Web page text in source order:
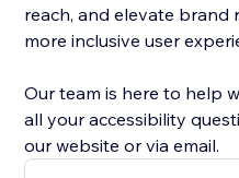
reach, and elevate
more inclusive user
Our team is here to help
all your accessibility
our website or via email.